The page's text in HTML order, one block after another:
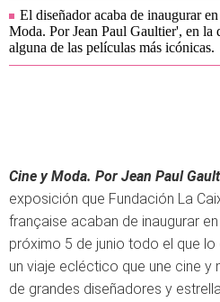
El diseñador acaba de inaugurar
Moda. Por Jean Paul Gaultier', en la
alguna de las películas más icónicas.
Cine y Moda. Por Jean Paul
exposición que Fundación La
française acaban de inaugurar
próximo 5 de junio todo el que
un viaje ecléctico que une cine y
de grandes diseñadores y